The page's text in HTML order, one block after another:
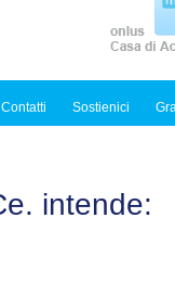
Contatti Sostienici
intende: